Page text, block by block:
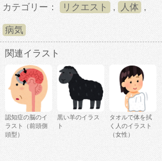
カテゴリー： リクエスト , 人体 ,
病気
関連イラスト
認知症の脳のイ
ラスト（前頭側
頭型）
黒い羊のイラス
ト
タオルで体を拭
く人のイラスト
（女性）